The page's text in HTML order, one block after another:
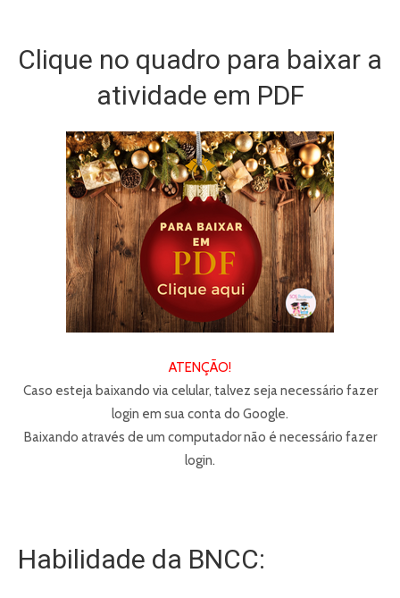
Clique no quadro para baixar a
atividade em PDF
ATENÇÃO!
Caso esteja baixando via celular, talvez seja necessário fazer
login em sua conta do Google.
Baixando através de um computador não é necessário fazer
login.
Habilidade da BNCC: